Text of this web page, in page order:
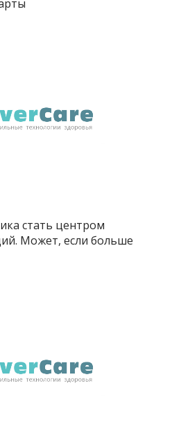
стать центром
Может, если больше